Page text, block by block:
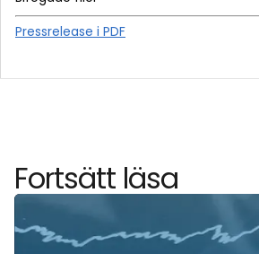
Pressrelease i PDF
Fortsätt läsa